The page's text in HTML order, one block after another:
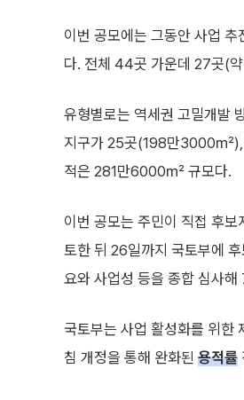
이번 공모에는 그동안 사업 추
다. 전체 44곳 가운데 27곳(
유형별로는 역세권 고밀개발
지구가 25곳(198만3000㎡),
적은 281만6000㎡ 규모다.
이번 공모는 주민이 직접 후
토한 뒤 26일까지 국토부에
요와 사업성 등을 종합 심사
국토부는 사업 활성화를 위한
침 개정을 통해 완화된 용적률